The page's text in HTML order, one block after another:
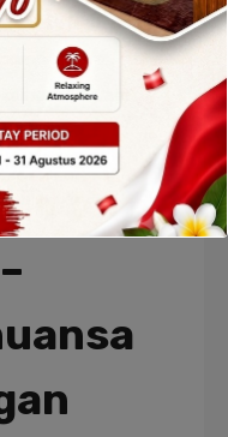
Bali, resort
antara
alam
Hotel &